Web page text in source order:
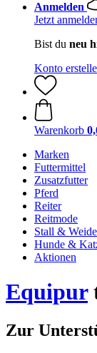
Anmelden
Jetzt
Bist du neu
Konto
Warenkorb
Marken
Futtermittel
Zusatzfutter
Pferd
Reiter
Reitmode
Stall & Weide
Hunde &
Aktionen
Equipur
Zur